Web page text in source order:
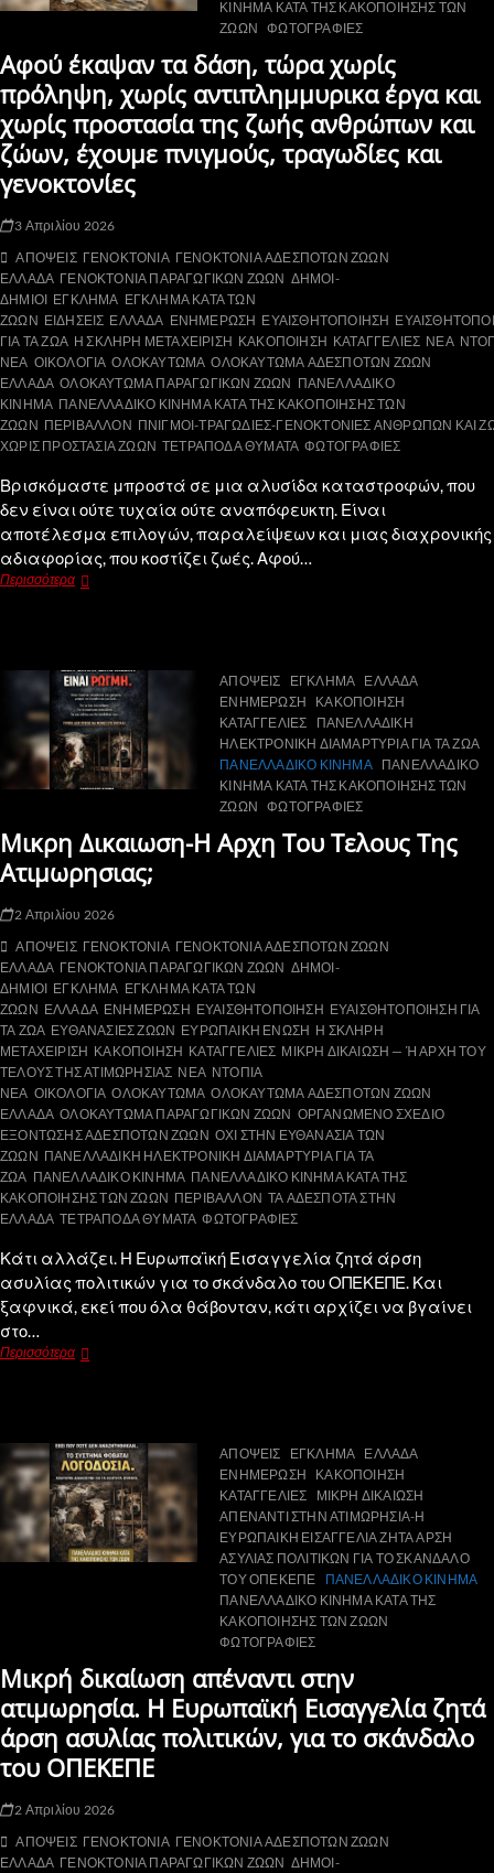
ΚΙΝΗΜΑ ΚΑΤΑ ΤΗΣ ΚΑΚΟΠΟΙΗΣΗΣ ΤΩΝ
ΖΩΩΝ
ΦΩΤΟΓΡΑΦΙΕΣ
Αφού έκαψαν τα δάση, τώρα χωρίς
πρόληψη, χωρίς αντιπλημμυρικα έργα και
χωρίς προστασία της ζωής ανθρώπων και
ζώων, έχουμε πνιγμούς, τραγωδίες και
γενοκτονίες
3 Απριλίου 2026
ΑΠΟΨΕΙΣ ΓΕΝΟΚΤΟΝΙΑ ΓΕΝΟΚΤΟΝΙΑ ΑΔΕΣΠΟΤΩΝ ΖΩΩΝ
ΕΛΛΑΔΑ ΓΕΝΟΚΤΟΝΙΑ ΠΑΡΑΓΩΓΙΚΩΝ ΖΩΩΝ ΔΗΜΟΙ-
ΔΗΜΙΟΙ ΕΓΚΛΗΜΑ ΕΓΚΛΗΜΑ ΚΑΤΑ ΤΩΝ
ΖΩΩΝ ΕΙΔΗΣΕΙΣ ΕΛΛΑΔΑ ΕΝΗΜΕΡΩΣΗ ΕΥΑΙΣΘΗΤΟΠΟΙΗΣΗ
ΓΙΑ ΤΑ ΖΩΑ Η ΣΚΛΗΡΗ ΜΕΤΑΧΕΙΡΙΣΗ ΚΑΚΟΠΟΙΗΣΗ ΚΑΤΑΓΓΕΛΙΕΣ ΝΕΑ
ΝΕΑ ΟΙΚΟΛΟΓΙΑ ΟΛΟΚΑΥΤΩΜΑ ΟΛΟΚΑΥΤΩΜΑ ΑΔΕΣΠΟΤΩΝ ΖΩΩΝ
ΕΛΛΑΔΑ ΟΛΟΚΑΥΤΩΜΑ ΠΑΡΑΓΩΓΙΚΩΝ ΖΩΩΝ ΠΑΝΕΛΛΑΔΙΚΟ
ΚΙΝΗΜΑ ΠΑΝΕΛΛΑΔΙΚΟ ΚΙΝΗΜΑ ΚΑΤΑ ΤΗΣ ΚΑΚΟΠΟΙΗΣΗΣ ΤΩΝ
ΖΩΩΝ ΠΕΡΙΒΑΛΛΟΝ ΠΝΙΓΜΟΙ-ΤΡΑΓΩΔΙΕΣ-ΓΕΝΟΚΤΟΝΙΕΣ ΑΝΘΡΩΠΩΝ ΚΑΙ
ΧΩΡΙΣ ΠΡΟΣΤΑΣΙΑ ΖΩΩΝ ΤΕΤΡΑΠΟΔΑ ΘΥΜΑΤΑ ΦΩΤΟΓΡΑΦΙΕΣ
Βρισκόμαστε μπροστά σε μια αλυσίδα καταστροφών, που
δεν είναι ούτε τυχαία ούτε αναπόφευκτη. Είναι
αποτέλεσμα επιλογών, παραλείψεων και μιας διαχρονικής
αδιαφορίας, που κοστίζει ζωές. Αφού…
Περισσότερα
ΑΠΟΨΕΙΣ ΕΓΚΛΗΜΑ ΕΛΛΑΔΑ
ΕΝΗΜΕΡΩΣΗ
ΚΑΚΟΠΟΙΗΣΗ
ΚΑΤΑΓΓΕΛΙΕΣ
ΠΑΝΕΛΛΑΔΙΚΗ
ΗΛΕΚΤΡΟΝΙΚΗ ΔΙΑΜΑΡΤΥΡΙΑ ΓΙΑ ΤΑ ΖΩΑ
ΠΑΝΕΛΛΑΔΙΚΟ ΚΙΝΗΜΑ
ΠΑΝΕΛΛΑΔΙΚΟ
ΚΙΝΗΜΑ ΚΑΤΑ ΤΗΣ ΚΑΚΟΠΟΙΗΣΗΣ ΤΩΝ
ΖΩΩΝ
ΦΩΤΟΓΡΑΦΙΕΣ
Μικρη Δικαιωση-Η Αρχη Του Τελους Της
Ατιμωρησιας;
2 Απριλίου 2026
ΑΠΟΨΕΙΣ ΓΕΝΟΚΤΟΝΙΑ ΓΕΝΟΚΤΟΝΙΑ ΑΔΕΣΠΟΤΩΝ ΖΩΩΝ
ΕΛΛΑΔΑ ΓΕΝΟΚΤΟΝΙΑ ΠΑΡΑΓΩΓΙΚΩΝ ΖΩΩΝ ΔΗΜΟΙ-
ΔΗΜΙΟΙ ΕΓΚΛΗΜΑ ΕΓΚΛΗΜΑ ΚΑΤΑ ΤΩΝ
ΖΩΩΝ ΕΛΛΑΔΑ ΕΝΗΜΕΡΩΣΗ ΕΥΑΙΣΘΗΤΟΠΟΙΗΣΗ ΕΥΑΙΣΘΗΤΟΠΟΙΗΣΗ ΓΙΑ
ΤΑ ΖΩΑ ΕΥΘΑΝΑΣΙΕΣ ΖΩΩΝ ΕΥΡΩΠΑΙΚΗ ΕΝΩΣΗ Η ΣΚΛΗΡΗ
ΜΕΤΑΧΕΙΡΙΣΗ ΚΑΚΟΠΟΙΗΣΗ ΚΑΤΑΓΓΕΛΙΕΣ ΜΙΚΡΗ ΔΙΚΑΙΩΣΗ — Ή ΑΡΧΗ ΤΟΥ
ΤΕΛΟΥΣ ΤΗΣ ΑΤΙΜΩΡΗΣΙΑΣ ΝΕΑ ΝΤΟΠΙΑ
ΝΕΑ ΟΙΚΟΛΟΓΙΑ ΟΛΟΚΑΥΤΩΜΑ ΟΛΟΚΑΥΤΩΜΑ ΑΔΕΣΠΟΤΩΝ ΖΩΩΝ
ΕΛΛΑΔΑ ΟΛΟΚΑΥΤΩΜΑ ΠΑΡΑΓΩΓΙΚΩΝ ΖΩΩΝ ΟΡΓΑΝΩΜΕΝΟ ΣΧΕΔΙΟ
ΕΞΟΝΤΩΣΗΣ ΑΔΕΣΠΟΤΩΝ ΖΩΩΝ ΟΧΙ ΣΤΗΝ ΕΥΘΑΝΑΣΙΑ ΤΩΝ
ΖΩΩΝ ΠΑΝΕΛΛΑΔΙΚΗ ΗΛΕΚΤΡΟΝΙΚΗ ΔΙΑΜΑΡΤΥΡΙΑ ΓΙΑ ΤΑ
ΖΩΑ ΠΑΝΕΛΛΑΔΙΚΟ ΚΙΝΗΜΑ ΠΑΝΕΛΛΑΔΙΚΟ ΚΙΝΗΜΑ ΚΑΤΑ ΤΗΣ
ΚΑΚΟΠΟΙΗΣΗΣ ΤΩΝ ΖΩΩΝ ΠΕΡΙΒΑΛΛΟΝ ΤΑ ΑΔΕΣΠΟΤΑ ΣΤΗΝ
ΕΛΛΑΔΑ ΤΕΤΡΑΠΟΔΑ ΘΥΜΑΤΑ ΦΩΤΟΓΡΑΦΙΕΣ
Κάτι αλλάζει. Η Ευρωπαϊκή Εισαγγελία ζητά άρση
ασυλίας πολιτικών για το σκάνδαλο του ΟΠΕΚΕΠΕ. Και
ξαφνικά, εκεί που όλα θάβονταν, κάτι αρχίζει να βγαίνει
στο…
Περισσότερα
ΑΠΟΨΕΙΣ ΕΓΚΛΗΜΑ ΕΛΛΑΔΑ
ΕΝΗΜΕΡΩΣΗ
ΚΑΚΟΠΟΙΗΣΗ
ΚΑΤΑΓΓΕΛΙΕΣ
ΜΙΚΡΗ ΔΙΚΑΙΩΣΗ
ΑΠΕΝΑΝΤΙ ΣΤΗΝ ΑΤΙΜΩΡΗΣΙΑ-Η
ΕΥΡΩΠΑΙΚΗ ΕΙΣΑΓΓΕΛΙΑ ΖΗΤΑ ΑΡΣΗ
ΑΣΥΛΙΑΣ ΠΟΛΙΤΙΚΩΝ ΓΙΑ ΤΟ ΣΚΑΝΔΑΛΟ
ΤΟΥ ΟΠΕΚΕΠΕ
ΠΑΝΕΛΛΑΔΙΚΟ ΚΙΝΗΜΑ
ΠΑΝΕΛΛΑΔΙΚΟ ΚΙΝΗΜΑ ΚΑΤΑ ΤΗΣ
ΚΑΚΟΠΟΙΗΣΗΣ ΤΩΝ ΖΩΩΝ
ΦΩΤΟΓΡΑΦΙΕΣ
Μικρή δικαίωση απέναντι στην
ατιμωρησία. Η Ευρωπαϊκή Εισαγγελία ζητά
άρση ασυλίας πολιτικών, για το σκάνδαλο
του ΟΠΕΚΕΠΕ
2 Απριλίου 2026
ΑΠΟΨΕΙΣ ΓΕΝΟΚΤΟΝΙΑ ΓΕΝΟΚΤΟΝΙΑ ΑΔΕΣΠΟΤΩΝ ΖΩΩΝ
ΕΛΛΑΔΑ ΓΕΝΟΚΤΟΝΙΑ ΠΑΡΑΓΩΓΙΚΩΝ ΖΩΩΝ ΔΗΜΟΙ-